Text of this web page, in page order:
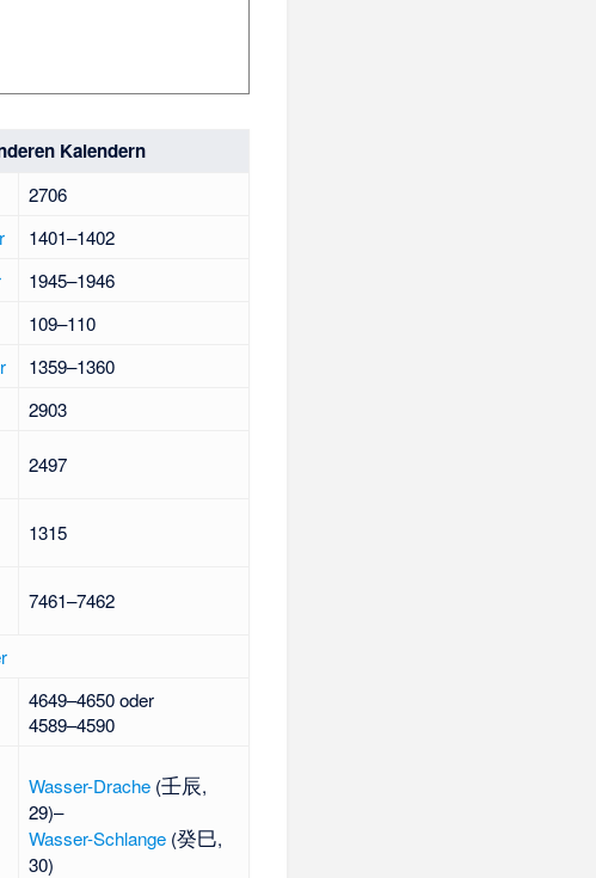
Kalendern
2706
1401–1402
1945–1946
109–110
1359–1360
2903
2497
1315
7461–7462
4649–4650 oder
4589–4590
Wasser-Drache(壬辰,
29)–
Wasser-Schlange(癸巳,
30)